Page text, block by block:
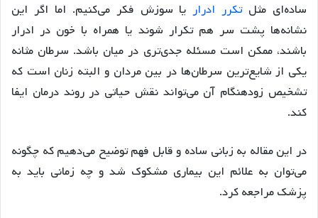
ساده‌ای مثلتکرر ادراریا سوزش فکر می‌کنیم. اما اگر این
نشانه‌ها پشت سر هم تکرار شوند یا همراه با خون در ادرار
باشند، ممکن است مسئله جدی‌تری در میان باشد. سرطان مثانه
یکی از شایع‌ترین سرطان‌ها در بین مردان و البته زنان است که
تشخیص زودهنگام آن می‌تواند نقش حیاتی در روند درمان ایفا
کند.
در این مقاله به زبانی ساده و قابل فهم توضیح می‌دهیم که چگونه
می‌توان به علائم این بیماری مشکوک شد و چه زمانی باید به
پزشک مراجعه کرد.